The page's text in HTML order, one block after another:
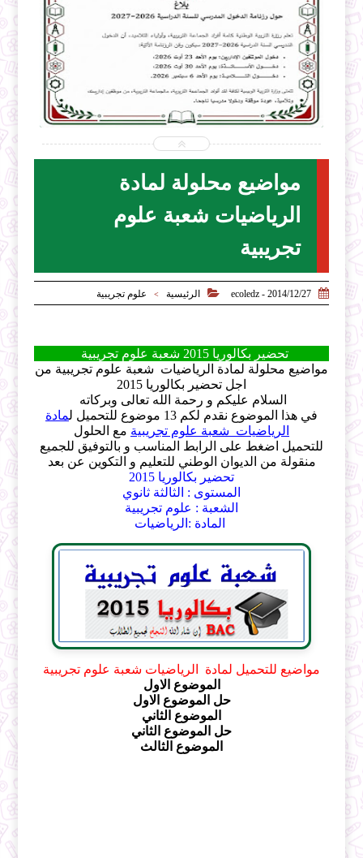
2026-07-31
ecoledz.net
مواضيع محلولة لمادة
الرياضيات شعبة علوم
تجريبية

2014/12/27 - ecoledz
 الرئيسية > علوم تجريبية
تحضير بكالوريا 2015 شعبة علوم تجريبية
مواضيع محلولة لمادة الرياضيات شعبة علوم تجريبية من
اجل تحضير بكالوريا 2015
السلام عليكم و رحمة الله تعالى وبركاته
في هذا الموضوع نقدم لكم 1 3 موضوع للتحميل لمادة
الرياضيات شعبة علوم تجريبية مع الحلول
للتحميل اضغط على الرابط المناسب و بالتوفيق للجميع
منقولة من الديوان الوطني للتعليم و التكوين عن بعد
تحضير بكالوريا 2015
المستوى : الثالثة ثانوي
الشعبة : علوم تجريبية
المادة : الرياضيات
مواضيع للتحميل لمادة الرياضيات شعبة علوم تجريبية
الموضوع الاول
حل الموضوع الاول
الموضوع الثاني
حل الموضوع الثاني
الموضوع الثالث